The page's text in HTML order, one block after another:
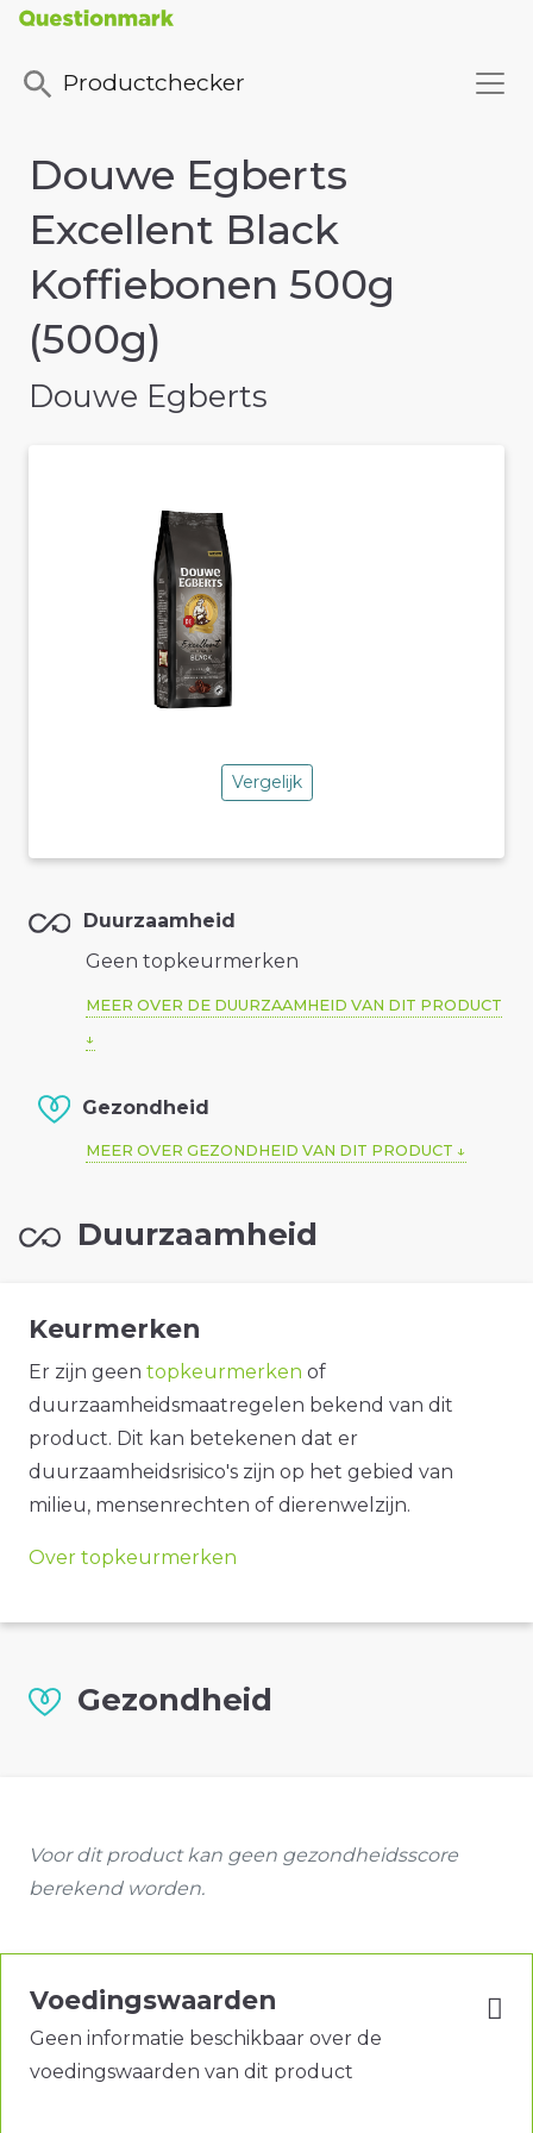
Productchecker
Douwe Egberts
Excellent Black
Koffiebonen 500g
(500g)
Douwe Egberts
Vergelijk
Duurzaamheid
Geen topkeurmerken
MEER OVER DE DUURZAAMHEID VAN DIT PRODUCT
Gezondheid
MEER OVER GEZONDHEID VAN DIT PRODUCT
Duurzaamheid
Keurmerken
Er zijn geen topkeurmerken of
duurzaamheidsmaatregelen bekend van dit
product. Dit kan betekenen dat er
duurzaamheidsrisico's zijn op het gebied van
milieu, mensenrechten of dierenwelzijn.
Over topkeurmerken
Gezondheid
Voor dit product kan geen gezondheidsscore
berekend worden.
Voedingswaarden
Geen informatie beschikbaar over de
voedingswaarden van dit product